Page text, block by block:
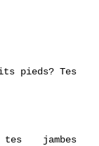
pieds? Tes
jambes